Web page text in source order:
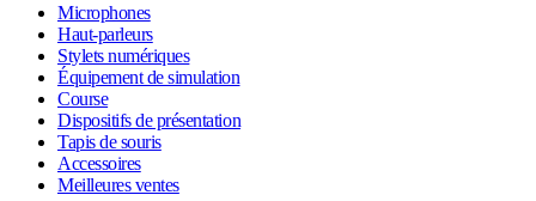
Microphones
Haut-parleurs
Stylets numériques
Équipement de simulation
Course
Dispositifs de présentation
Tapis de souris
Accessoires
Meilleures ventes